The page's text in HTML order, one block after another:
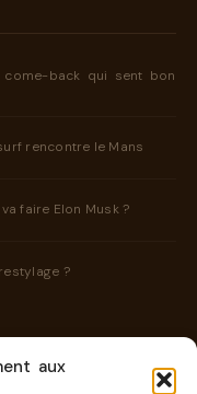
aux
come-back qui sent bon
rencontre le Mans
faire Elon Musk ?
?